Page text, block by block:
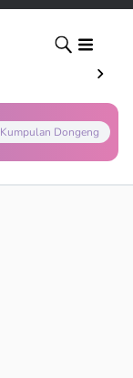
Kumpulan Dongeng